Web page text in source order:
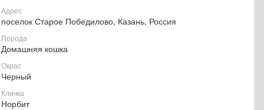
Адрес
поселок Старое Победилово, Казань, Россия
Порода
Домашняя кошка
Окрас
Черный
Кличка
Норбит